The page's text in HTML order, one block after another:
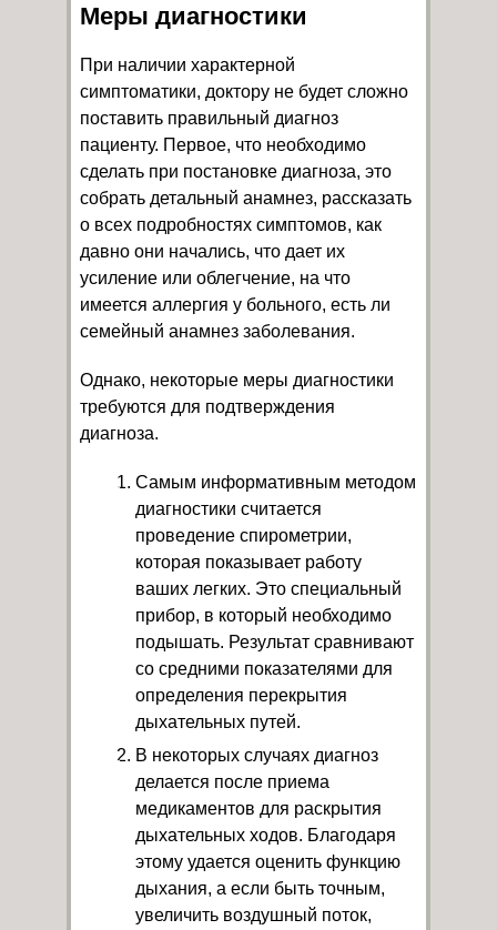
Меры диагностики
При наличии характерной
симптоматики, доктору не будет сложно
поставить правильный диагноз
пациенту. Первое, что необходимо
сделать при постановке диагноза, это
собрать детальный анамнез, рассказать
о всех подробностях симптомов, как
давно они начались, что дает их
усиление или облегчение, на что
имеется аллергия у больного, есть ли
семейный анамнез заболевания.
Однако, некоторые меры диагностики
требуются для подтверждения
диагноза.
Самым информативным методом
диагностики считается
проведение спирометрии,
которая показывает работу
ваших легких. Это специальный
прибор, в который необходимо
подышать. Результат сравнивают
со средними показателями для
определения перекрытия
дыхательных путей.
В некоторых случаях диагноз
делается после приема
медикаментов для раскрытия
дыхательных ходов. Благодаря
этому удается оценить функцию
дыхания, а если быть точным,
увеличить воздушный поток,